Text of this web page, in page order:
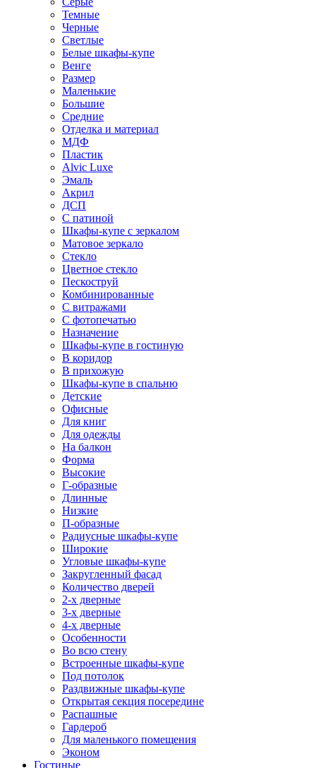
Темные
Черные
Светлые
Белые шкафы-купе
Венге
Размер
Маленькие
Большие
Средние
Отделка и материал
МДФ
Пластик
Alvic Luxe
Эмаль
Акрил
ДСП
С патиной
Шкафы-купе с зеркалом
Матовое зеркало
Стекло
Цветное стекло
Пескоструй
Комбинированные
С витражами
С фотопечатью
Назначение
Шкафы-купе в гостиную
В коридор
В прихожую
Шкафы-купе в спальню
Детские
Офисные
Для книг
Для одежды
На балкон
Форма
Высокие
Г-образные
Длинные
Низкие
П-образные
Радиусные шкафы-купе
Широкие
Угловые шкафы-купе
Закругленный фасад
Количество дверей
2-х дверные
3-х дверные
4-х дверные
Особенности
Во всю стену
Встроенные шкафы-купе
Под потолок
Раздвижные шкафы-купе
Открытая секция посередине
Распашные
Гардероб
Для маленького помещения
Эконом
Гостиные